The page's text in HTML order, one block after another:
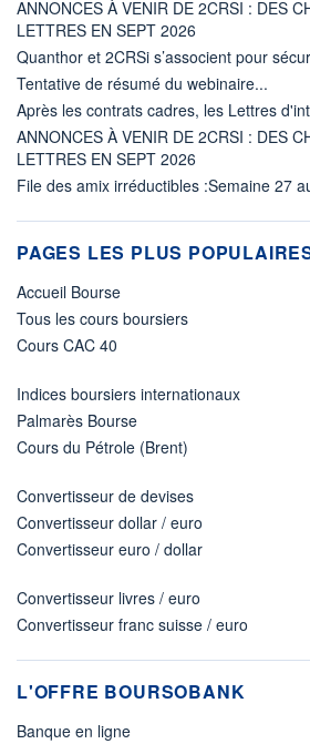
ANNONCES À VENIR DE 2CRSI : DES
LETTRES EN SEPT 2026
Quanthor et 2CRSi s’associent pour
Tentative de résumé du webinaire...
Après les contrats cadres, les Lettres
ANNONCES À VENIR DE 2CRSI : DES
LETTRES EN SEPT 2026
File des amix irréductibles :Semaine 27
PAGES LES PLUS
Accueil Bourse
Tous les cours boursiers
Cours CAC 40
Indices boursiers internationaux
Palmarès Bourse
Cours du Pétrole (Brent)
Convertisseur de devises
Convertisseur dollar / euro
Convertisseur euro / dollar
Convertisseur livres / euro
Convertisseur franc suisse / euro
L'OFFRE BOURSOBANK
Banque en ligne